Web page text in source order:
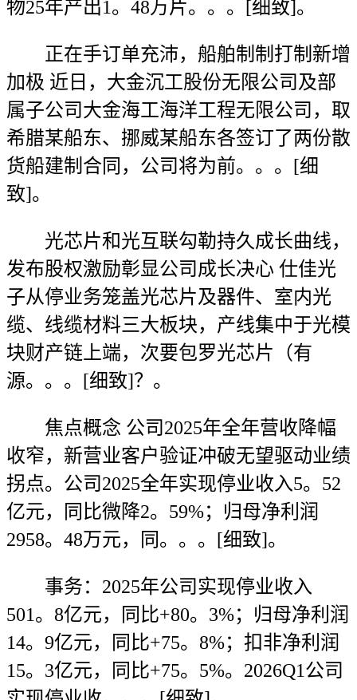
物25年产出1。48万片。。。[细致]。
正在手订单充沛，船舶制制打制新增
加极 近日，大金沉工股份无限公司及部
属子公司大金海工海洋工程无限公司，取
希腊某船东、挪威某船东各签订了两份散
货船建制合同，公司将为前。。。[细
致]。
光芯片和光互联勾勒持久成长曲线，
发布股权激励彰显公司成长决心 仕佳光
子从停业务笼盖光芯片及器件、室内光
缆、线缆材料三大板块，产线集中于光模
块财产链上端，次要包罗光芯片（有
源。。。[细致]？。
焦点概念 公司2025年全年营收降幅
收窄，新营业客户验证冲破无望驱动业绩
拐点。公司2025全年实现停业收入5。52
亿元，同比微降2。59%；归母净利润
2958。48万元，同。。。[细致]。
事务：2025年公司实现停业收入
501。8亿元，同比+80。3%；归母净利润
14。9亿元，同比+75。8%；扣非净利润
15。3亿元，同比+75。5%。2026Q1公司